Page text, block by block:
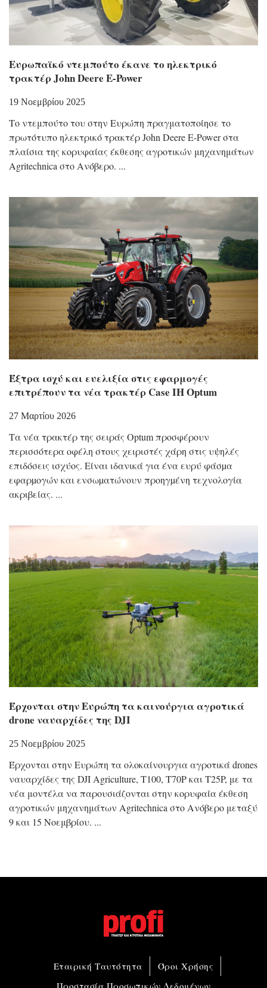
Ευρωπαϊκό ντεμπούτο έκανε το ηλεκτρικό
τρακτέρ John Deere E-Power
19 Νοεμβρίου 2025
Το ντεμπούτο του στην Ευρώπη πραγματοποίησε το
πρωτότυπο ηλεκτρικό τρακτέρ John Deere E-Power στα
πλαίσια της κορυφαίας έκθεσης αγροτικών μηχανημάτων
Agritechnica στο Ανόβερο.
Έξτρα ισχύ και ευελιξία στις εφαρμογές
επιτρέπουν τα νέα τρακτέρ Case IH Optum
27 Μαρτίου 2026
Τα νέα τρακτέρ της σειράς Optum προσφέρουν
περισσότερα οφέλη στους χειριστές χάρη στις υψηλές
επιδόσεις ισχύος. Είναι ιδανικά για ένα ευρύ φάσµα
εφαρµογών και ενσωµατώνουν προηγµένη τεχνολογία
ακριβείας.
Έρχονται στην Ευρώπη τα καινούργια αγροτικά
drone ναυαρχίδες της DJI
25 Νοεμβρίου 2025
Έρχονται στην Ευρώπη τα ολοκαίνουργια αγροτικά drones
ναυαρχίδες της DJI Agriculture, T100, T70P και T25P, με τα
νέα μοντέλα να παρουσιάζονται στην κορυφαία έκθεση
αγροτικών μηχανημάτων Agritechnica στο Ανόβερο μεταξύ
9 και 15 Νοεμβρίου.
Εταιρική Ταυτότητα
Όροι Χρήσης